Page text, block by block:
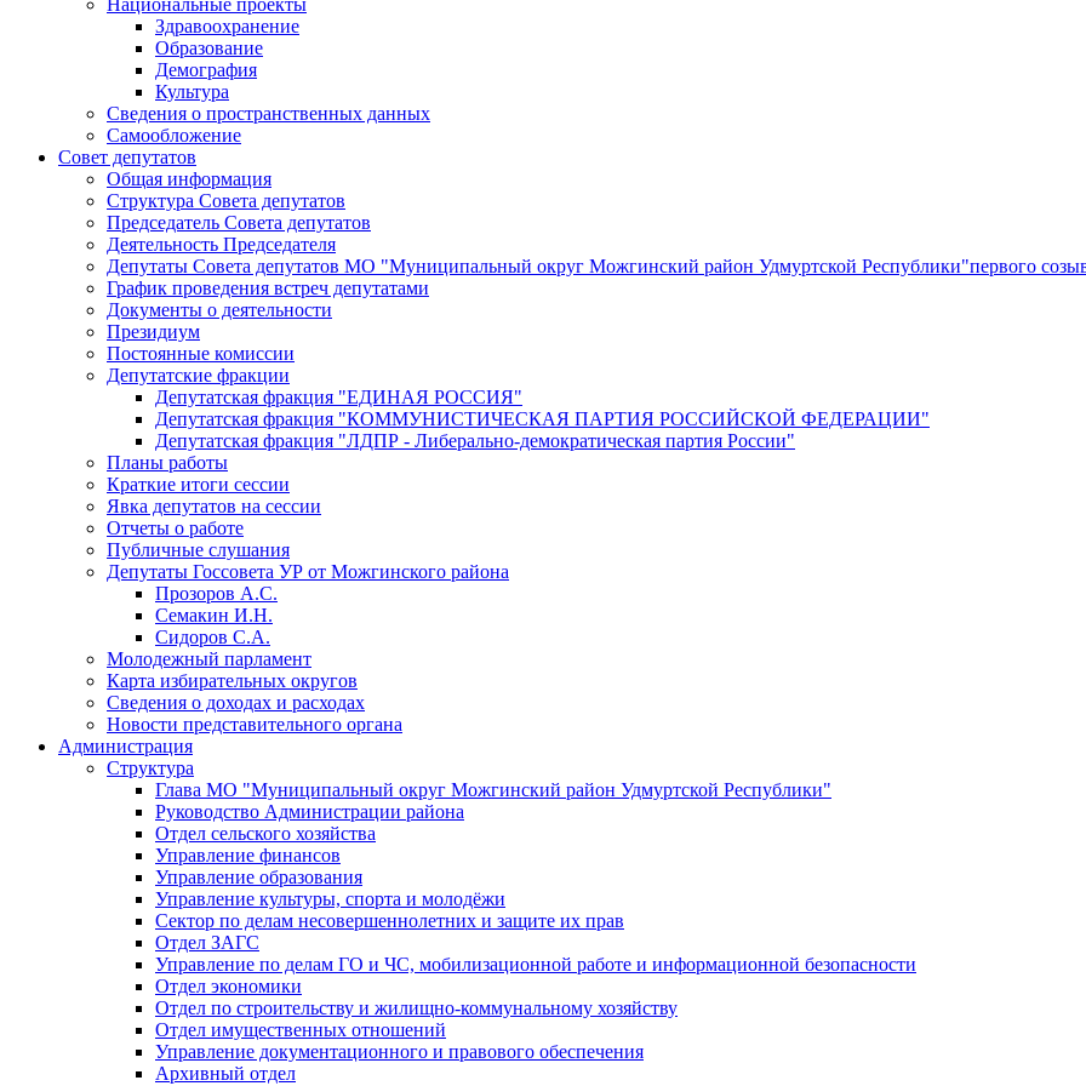
Здравоохранение
Образование
Демография
Культура
Сведения о пространственных данных
Самообложение
Совет депутатов
Общая информация
Структура Совета депутатов
Председатель Совета депутатов
Деятельность Председателя
Депутаты Совета депутатов МО "Муниципальный округ Можгинский район Удмуртской Республики"первого
График проведения встреч депутатами
Документы о деятельности
Президиум
Постоянные комиссии
Депутатские фракции
Депутатская фракция "ЕДИНАЯ РОССИЯ"
Депутатская фракция "КОММУНИСТИЧЕСКАЯ ПАРТИЯ РОССИЙСКОЙ ФЕДЕРАЦИИ"
Депутатская фракция "ЛДПР - Либерально-демократическая партия России"
Планы работы
Краткие итоги сессии
Явка депутатов на сессии
Отчеты о работе
Публичные слушания
Депутаты Госсовета УР от Можгинского района
Прозоров А.С.
Семакин И.Н.
Сидоров С.А.
Молодежный парламент
Карта избирательных округов
Сведения о доходах и расходах
Новости представительного органа
Администрация
Структура
Глава МО "Муниципальный округ Можгинский район Удмуртской Республики"
Руководство Администрации района
Отдел сельского хозяйства
Управление финансов
Управление образования
Управление культуры, спорта и молодёжи
Сектор по делам несовершеннолетних и защите их прав
Отдел ЗАГС
Управление по делам ГО и ЧС, мобилизационной работе и информационной безопасности
Отдел экономики
Отдел по строительству и жилищно-коммунальному хозяйству
Отдел имущественных отношений
Управление документационного и правового обеспечения
Архивный отдел